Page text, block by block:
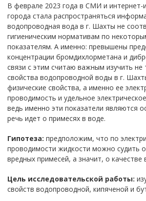
В феврале 2023 года в СМИ и интернет-
города стала распространяться
водопроводная вода в г. Шахты не
гигиеническим нормативам по
показателям. А именно: превышены
концентрации бромдихлорметана и
связи с этим считаю важным изучить не
свойства водопроводной воды в г.
физические свойства, а именно ее
проводимость и удельное
ведь именно эти показатели являются
речь идет о примесях в воде.
Гипотеза: предположим, что по
проводимости жидкости можно судить
вредных примесей, а значит, о качестве
Цель исследовательской работы:
свойств водопроводной, кипяченой и